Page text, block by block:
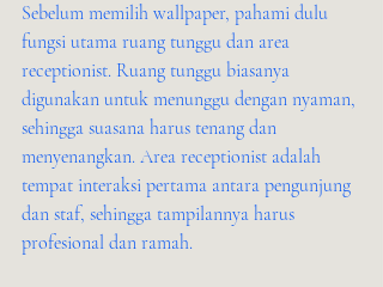
Sebelum memilih wallpaper, pahami dulu
fungsi utama ruang tunggu dan area
receptionist. Ruang tunggu biasanya
digunakan untuk menunggu dengan nyaman,
sehingga suasana harus tenang dan
menyenangkan. Area receptionist adalah
tempat interaksi pertama antara pengunjung
dan staf, sehingga tampilannya harus
profesional dan ramah.